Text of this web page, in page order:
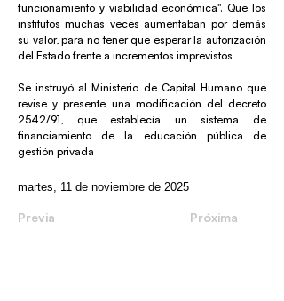
funcionamiento y viabilidad económica". Que los
institutos muchas veces aumentaban por demás
su valor, para no tener que esperar la autorización
del Estado frente a incrementos imprevistos
Se instruyó al Ministerio de Capital Humano que
revise y presente una modificación del decreto
2542/91, que establecía un sistema de
financiamiento de la educación pública de
gestión privada
martes, 11 de noviembre de 2025
Previa Próxima